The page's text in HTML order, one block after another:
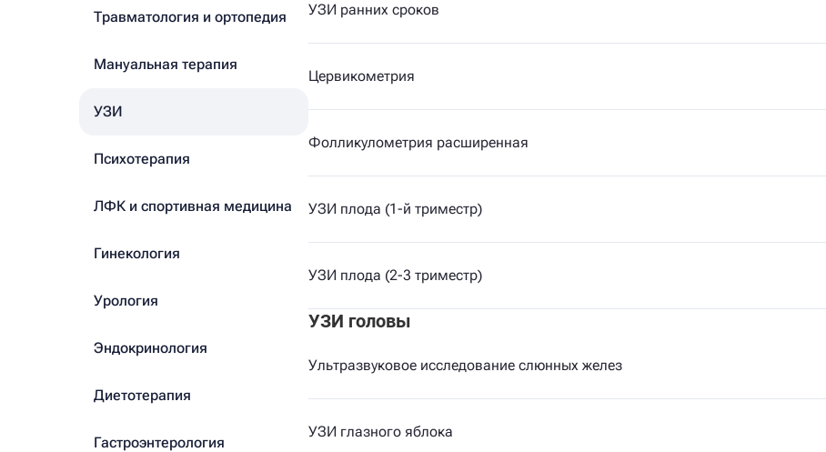
Травматология и ортопедия
Мануальная терапия
УЗИ
Психотерапия
ЛФК и спортивная медицина
Гинекология
Урология
Эндокринология
Диетотерапия
Гастроэнтерология
УЗИ ранних сроков
Цервикометрия
Фолликулометрия расширенная
УЗИ плода (1-й триместр)
УЗИ плода (2-3 триместр)
УЗИ головы
Ультразвуковое исследование слюнных желез
УЗИ глазного яблока